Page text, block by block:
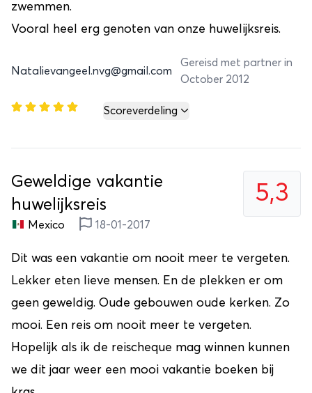
zwemmen.
Vooral heel erg genoten van onze huwelijksreis.
Natalievangeel.nvg@gmail.com
Gereisd met partner in
October 2012
Scoreverdeling
5,3
Geweldige vakantie
huwelijksreis
Mexico 18-01-2017
Dit was een vakantie om nooit meer te vergeten.
Lekker eten lieve mensen. En de plekken er om
geen geweldig. Oude gebouwen oude kerken. Zo
mooi. Een reis om nooit meer te vergeten.
Hopelijk als ik de reischeque mag winnen kunnen
we dit jaar weer een mooi vakantie boeken bij